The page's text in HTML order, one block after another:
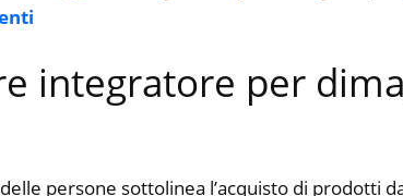
integratore per
persone sottolinea l’acquisto di prodotti